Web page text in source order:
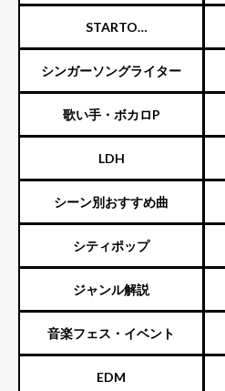
STARTO
ENTERTAINMENT（旧ジャニ
ーズ）
シンガーソングライター
歌い手・ボカロP
LDH
シーン別おすすめ曲
シティポップ
ジャンル解説
音楽フェス・イベント
EDM